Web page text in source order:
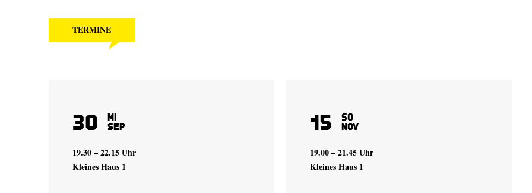
TERMINE
30 Mi
Sep
19.30 – 22.15 Uhr
Kleines Haus 1
15 So
Nov
19.00 – 21.45 Uhr
Kleines Haus 1